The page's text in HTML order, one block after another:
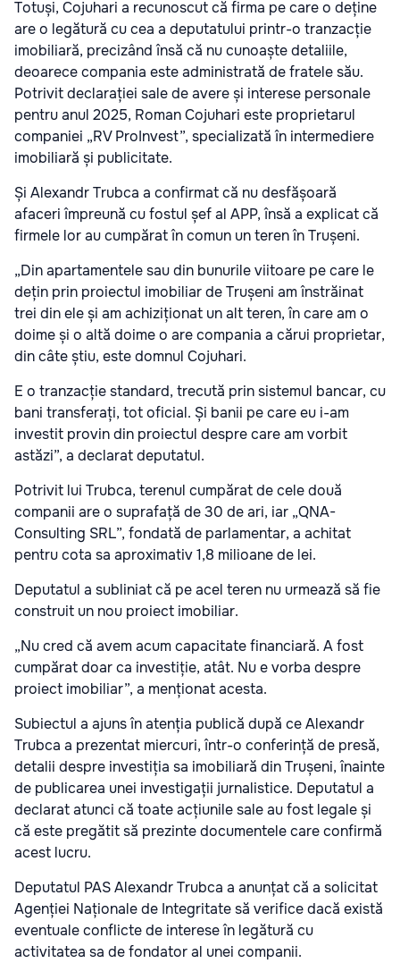
Totuși, Cojuhari a recunoscut că firma pe care o deține
are o legătură cu cea a deputatului printr-o tranzacție
imobiliară, precizând însă că nu cunoaște detaliile,
deoarece compania este administrată de fratele său.
Potrivit declarației sale de avere și interese personale
pentru anul 2025, Roman Cojuhari este proprietarul
companiei „RV ProInvest”, specializată în intermediere
imobiliară și publicitate.
Și Alexandr Trubca a confirmat că nu desfășoară
afaceri împreună cu fostul șef al APP, însă a explicat că
firmele lor au cumpărat în comun un teren în Trușeni.
„Din apartamentele sau din bunurile viitoare pe care le
dețin prin proiectul imobiliar de Trușeni am înstrăinat
trei din ele și am achiziționat un alt teren, în care am o
doime și o altă doime o are compania a cărui proprietar,
din câte știu, este domnul Cojuhari.
E o tranzacție standard, trecută prin sistemul bancar, cu
bani transferați, tot oficial. Și banii pe care eu i-am
investit provin din proiectul despre care am vorbit
astăzi”, a declarat deputatul.
Potrivit lui Trubca, terenul cumpărat de cele două
companii are o suprafață de 30 de ari, iar „QNA-
Consulting SRL”, fondată de parlamentar, a achitat
pentru cota sa aproximativ 1,8 milioane de lei.
Deputatul a subliniat că pe acel teren nu urmează să fie
construit un nou proiect imobiliar.
„Nu cred că avem acum capacitate financiară. A fost
cumpărat doar ca investiție, atât. Nu e vorba despre
proiect imobiliar”, a menționat acesta.
Subiectul a ajuns în atenția publică după ce Alexandr
Trubca a prezentat miercuri, într-o conferință de presă,
detalii despre investiția sa imobiliară din Trușeni, înainte
de publicarea unei investigații jurnalistice. Deputatul a
declarat atunci că toate acțiunile sale au fost legale și
că este pregătit să prezinte documentele care confirmă
acest lucru.
Deputatul PAS Alexandr Trubca a anunțat că a solicitat
Agenției Naționale de Integritate să verifice dacă există
eventuale conflicte de interese în legătură cu
activitatea sa de fondator al unei companii.